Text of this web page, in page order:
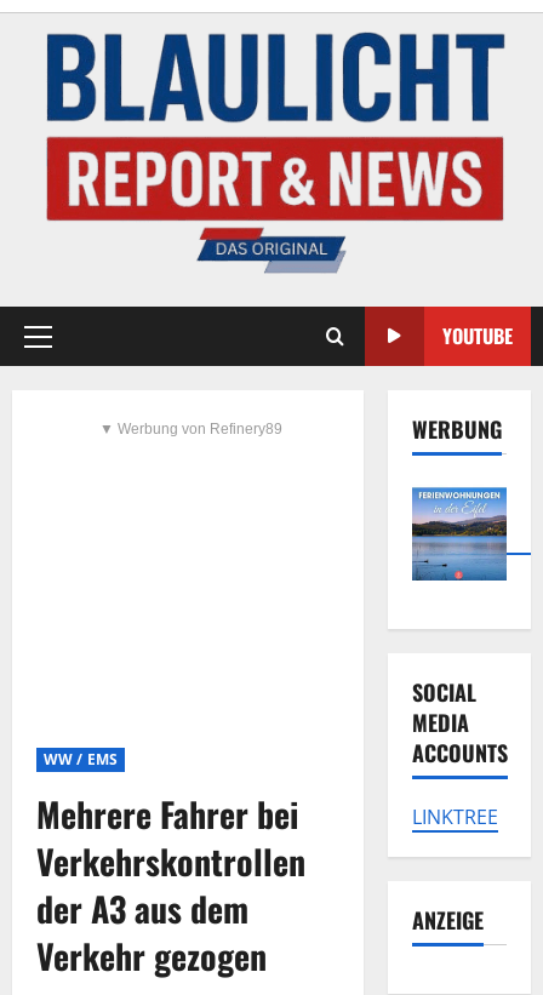
YOUTUBE
▼ Werbung von Refinery89
WW / EMS
Mehrere Fahrer bei
Verkehrskontrollen
der A3 aus dem
Verkehr gezogen
WERBUNG
SOCIAL
MEDIA
ACCOUNTS
LINKTREE
ANZEIGE